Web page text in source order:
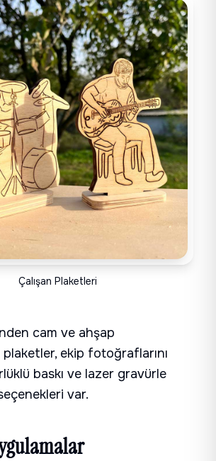
Çalışan Plaketleri
cam ve ahşap
ekip fotoğraflarını
baskı ve lazer gravürle
var.